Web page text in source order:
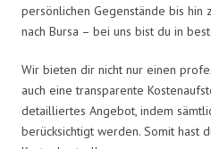
persönlichen Gegenstände bis hin
nach Bursa – bei uns bist du in
Wir bieten dir nicht nur einen
auch eine transparente
detailliertes Angebot, indem
berücksichtigt werden. Somit hast